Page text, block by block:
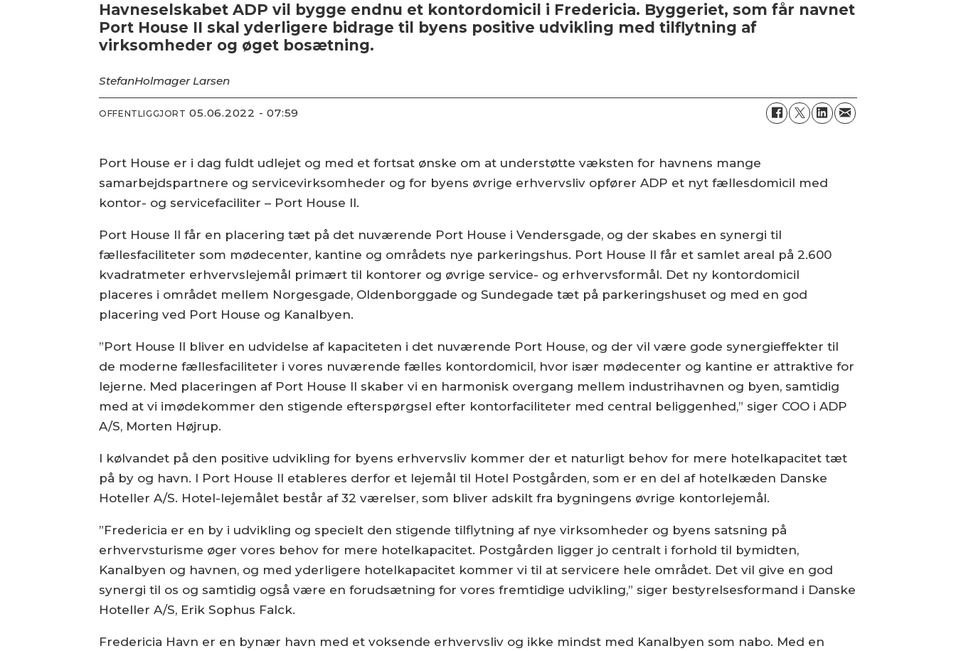
Havneselskabet ADP vil bygge endnu et kontordomicil i Fredericia. Byggeriet, som får navnet
Port House II skal yderligere bidrage til byens positive udvikling med tilflytning af
virksomheder og øget bosætning.
StefanHolmager Larsen
OFFENTLIGGJORT 05.06.2022 - 07:59
Port House er i dag fuldt udlejet og med et fortsat ønske om at understøtte væksten for havnens mange
samarbejdspartnere og servicevirksomheder og for byens øvrige erhvervsliv opfører ADP et nyt fællesdomicil med
kontor- og servicefaciliter – Port House II.
Port House II får en placering tæt på det nuværende Port House i Vendersgade, og der skabes en synergi til
fællesfaciliteter som mødecenter, kantine og områdets nye parkeringshus. Port House II får et samlet areal på 2.600
kvadratmeter erhvervslejemål primært til kontorer og øvrige service- og erhvervsformål. Det ny kontordomicil
placeres i området mellem Norgesgade, Oldenborggade og Sundegade tæt på parkeringshuset og med en god
placering ved Port House og Kanalbyen.
”Port House II bliver en udvidelse af kapaciteten i det nuværende Port House, og der vil være gode synergieffekter til
de moderne fællesfaciliteter i vores nuværende fælles kontordomicil, hvor især mødecenter og kantine er attraktive for
lejerne. Med placeringen af Port House II skaber vi en harmonisk overgang mellem industrihavnen og byen, samtidig
med at vi imødekommer den stigende efterspørgsel efter kontorfaciliteter med central beliggenhed,” siger COO i ADP
A/S, Morten Højrup.
I kølvandet på den positive udvikling for byens erhvervsliv kommer der et naturligt behov for mere hotelkapacitet tæt
på by og havn. I Port House II etableres derfor et lejemål til Hotel Postgården, som er en del af hotelkæden Danske
Hoteller A/S. Hotel-lejemålet består af 32 værelser, som bliver adskilt fra bygningens øvrige kontorlejemål.
”Fredericia er en by i udvikling og specielt den stigende tilflytning af nye virksomheder og byens satsning på
erhvervsturisme øger vores behov for mere hotelkapacitet. Postgården ligger jo centralt i forhold til bymidten,
Kanalbyen og havnen, og med yderligere hotelkapacitet kommer vi til at servicere hele området. Det vil give en god
synergi til os og samtidig også være en forudsætning for vores fremtidige udvikling,” siger bestyrelsesformand i Danske
Hoteller A/S, Erik Sophus Falck.
Fredericia Havn er en bynær havn med et voksende erhvervsliv og ikke mindst med Kanalbyen som nabo. Med en